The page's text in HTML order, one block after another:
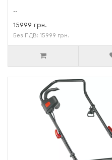
..
15999 грн.
Без ПДВ: 15999 грн.